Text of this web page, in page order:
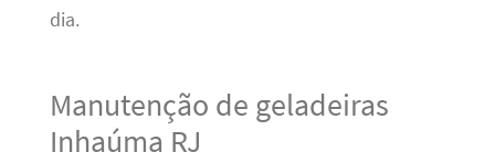
dia.
Manutenção de geladeiras
Inhaúma RJ